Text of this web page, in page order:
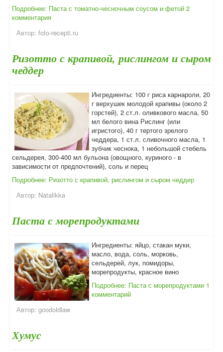
Подробнее: Паста с томатно-чесночным соусом и фетой 2
комментария
Автор: foto-recepti.ru
Ризотто с крапивой, рислингом и сыром
чеддер
Ингредиенты: 100 г риса карнароли, 20
г верхушек молодой крапивы (около 2
горстей), 2 ст.л. оливкового масла, 50
мл белого вина Рислинг (или
игристого), 40 г тертого зрелого
чеддера, 1 ст.л. сливочного масла, 1
зубчик чеснока, 1 небольшой стебель
сельдерея, 300-400 мл бульона (овощного, куриного - в
зависимости от предпочтений), соль и перец
Подробнее: Ризотто с крапивой, рислингом и сыром чеддер
Автор: Natalikka
Паста с морепродуктами
Ингредиенты: яйцо, стакан муки,
масло, вода, соль, морковь,
сельдерей, лук, помидоры,
морепродукты, красное вино
Подробнее: Паста с морепродуктами 1
комментарий
Автор: goodoldlaw
Хумус